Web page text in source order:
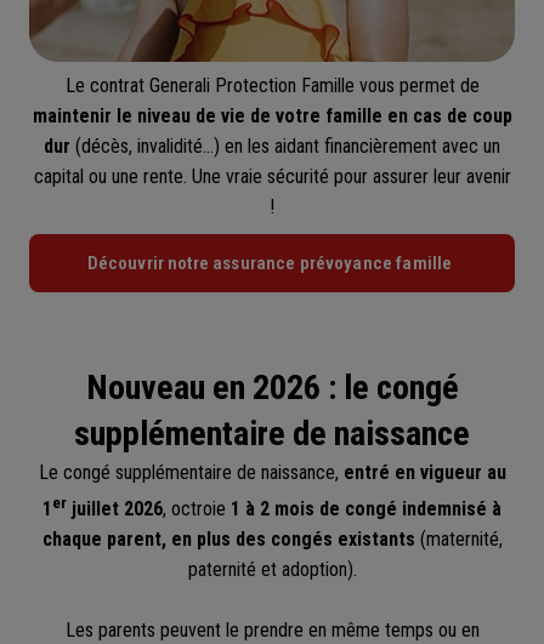
Le contrat Generali Protection Famille vous permet de
maintenir le niveau de vie de votre famille en cas de coup
dur (décès, invalidité...) en les aidant financièrement avec un
capital ou une rente. Une vraie sécurité pour assurer leur avenir
!
Découvrir notre assurance prévoyance famille
Nouveau en 2026 : le congé
supplémentaire de naissance
Le congé supplémentaire de naissance, entré en vigueur au
1 er juillet 2026, octroie 1 à 2 mois de congé indemnisé à
chaque parent, en plus des congés existants (maternité,
paternité et adoption).
Les parents peuvent le prendre en même temps ou en